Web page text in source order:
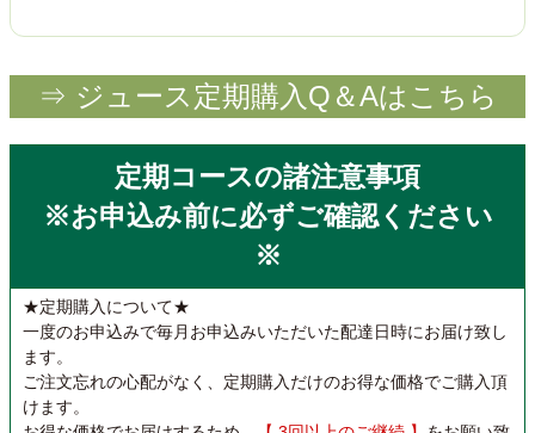
⇒ ジュース定期購入Q＆Aはこちら
定期コースの諸注意事項
※お申込み前に必ずご確認ください
※
★定期購入について★
一度のお申込みで毎月お申込みいただいた配達日時にお届け致し
ます。
ご注文忘れの心配がなく、定期購入だけのお得な価格でご購入頂
けます。